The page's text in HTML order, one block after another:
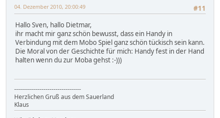
#11
04. Dezember 2010, 20:00:49
Hallo Sven, hallo Dietmar,
ihr macht mir ganz schön bewusst, dass ein Handy in
Verbindung mit dem Mobo Spiel ganz schön tückisch sein kann.
Die Moral von der Geschichte für mich: Handy fest in der Hand
halten wenn du zur Moba gehst :-)))
----------------------------------
Herzlichen Gruß aus dem Sauerland
Klaus